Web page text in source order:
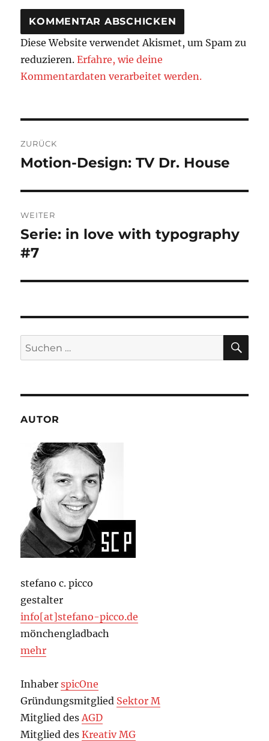
Diese Website verwendet Akismet, um Spam zu
reduzieren.Erfahre, wie deine
Kommentardaten verarbeitet werden.
ZURÜCK
Vorheriger
Motion-Design: TV Dr. House
WEITER
Nächster
Beitrag:
Serie: in love with typography
#7
Suchen
nach:
AUTOR
stefano c. picco
gestalter
info[at]stefano-picco.de
mönchengladbach
mehr
InhaberspicOne
Gründungsmitglied Sektor M
Mitglied des AGD
Mitglied desKreativ MG